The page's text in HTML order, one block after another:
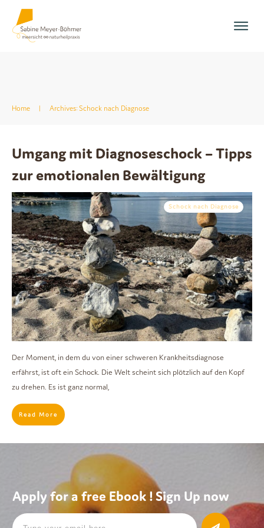
Home | Archives: Schock nach Diagnose
Umgang mit Diagnoseschock – Tipps
zur emotionalen Bewältigung
Schock nach Diagnose
Der Moment, in dem du von einer schweren Krankheitsdiagnose
erfährst, ist oft ein Schock. Die Welt scheint sich plötzlich auf den Kopf
zu drehen. Es ist ganz normal,
Read More
Apply for a free Ebook ! Sign Up now